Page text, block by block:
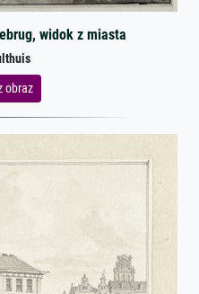
widok z miasta
obraz